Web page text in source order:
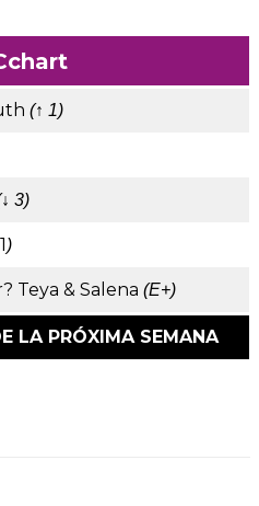
(↑ 1)
3)
)
Teya & Salena (E+)
LA PRÓXIMA SEMANA